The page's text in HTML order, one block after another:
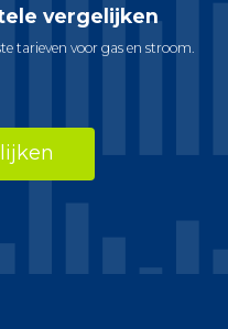
vergelijken
tarieven voor gas en stroom.